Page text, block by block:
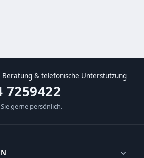
Beratung & telefonische Unterstützung
7259422
gerne persönlich.